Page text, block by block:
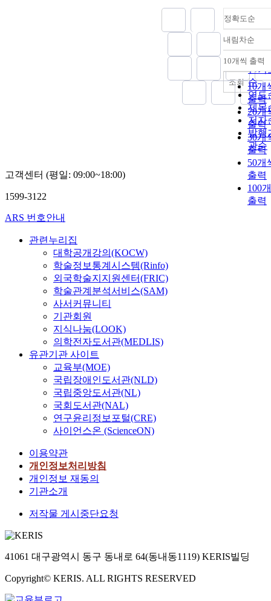
석을 위해 한
출연 교육연
관과 13개 시
육정책연구소
서 최근 5년간
간된 연구 보
를 발행 연도,
영역, 주제,
역, 학교급,
부, 지역특수
행 형태 기준
라 비교 분석
다. 분석 결과
르면 두 기관
립 목적과 특
따라 수행 연
를 추진한다
정확도순
정확
순
인기
순
연도
제목
저자
발행
관순
내림차순
내림
10개씩 출력
10개
출력
20개
출력
30개
출력
50개
출력
100
출력
조회
고객센터 (평일: 09:00~18:00)
1599-3122
ARS 번호안내
관련누리집
대학공개강의(KOCW)
학술정보통계시스템(Rinfo)
외국학술지지원센터(FRIC)
학술관계분석서비스(SAM)
사서커뮤니티
기관회원
지식나눔(LOOK)
의학전자도서관(MEDLIS)
유관기관 사이트
교육부(MOE)
국립장애인도서관(NLD)
국립중앙도서관(NL)
국회도서관(NAL)
연구윤리정보포털(CRE)
사이언스온 (ScienceON)
이용약관
개인정보처리방침
개인정보 재동의
기관소개
저작물 게시중단요청
41061 대구광역시 동구 동내로 64(동내동1119) KERIS빌딩
Copyright© KERIS. ALL RIGHTS RESERVED